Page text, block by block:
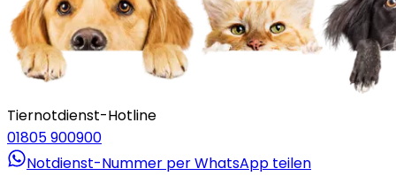
Tiernotdienst-Hotline
01805 900900
Notdienst-Nummer per WhatsApp teilen